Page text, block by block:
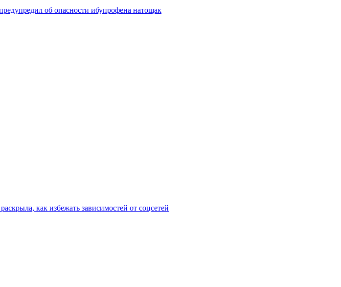
об опасности ибупрофена натощак
как избежать зависимостей от соцсетей